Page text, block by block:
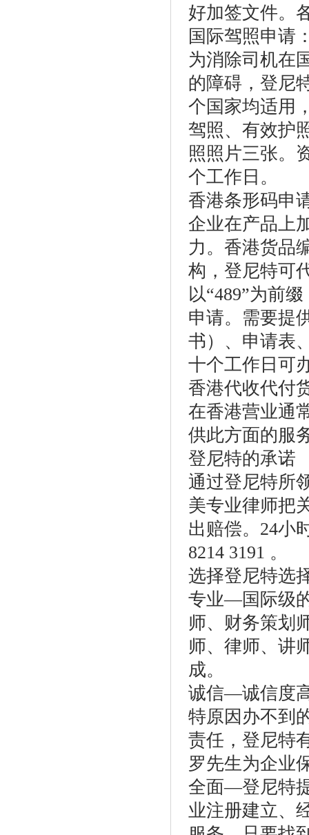
好加签文件。
国际驾照申请
为消除司机在
的障碍，登尼
个国家均适用
驾照、有效护
照照片三张。
个工作日。
香港条形码申
企业在产品上
力。香港货品
构，登尼特可
以“489”为前
申请。需要提
书）、申请表
十个工作日可
香港代收代付
在香港营业通
供此方面的服
登尼特的承诺
通过登尼特所
美专业律师把
出赔偿。24小
8214 3191 。
选择登尼特选
专业—国际级
师、财务策划
师、律师、讲
成。
诚信—诚信度
特原因办不到
责任，登尼特
罗先生为企业
全面—登尼特
业注册建立、